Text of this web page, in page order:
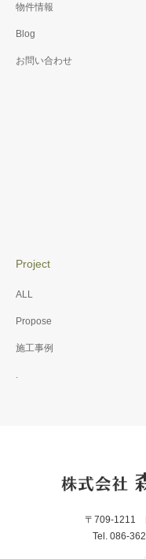
物件情報
Blog
お問い合わせ
Project
ALL
Propose
施工事例
.
〒709-1211
Tel. 086-